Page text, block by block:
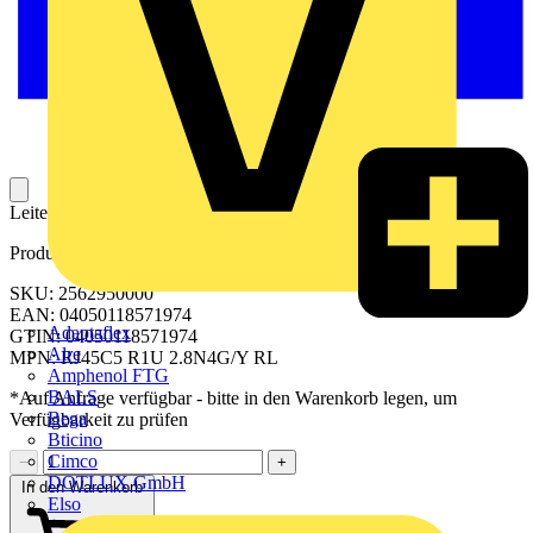
Adaptaflex
Alre
Amphenol FTG
BALS
Bega
Bticino
Cimco
DOTLUX GmbH
Elso
Leiterplattensteckverbinder für modulare RJ45-Datenleitungen
Produktkennzeichen
SKU: 2562950000
EAN: 04050118571974
GTIN: 04050118571974
MPN: RJ45C5 R1U 2.8N4G/Y RL
*Auf Anfrage verfügbar - bitte in den Warenkorb legen, um
Verfügbarkeit zu prüfen
−
+
In den Warenkorb